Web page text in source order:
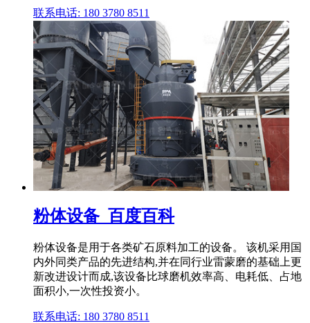
联系电话: 180 3780 8511
粉体设备_百度百科
粉体设备是用于各类矿石原料加工的设备。 该机采用国
内外同类产品的先进结构,并在同行业雷蒙磨的基础上更
新改进设计而成,该设备比球磨机效率高、电耗低、占地
面积小,一次性投资小。
联系电话: 180 3780 8511